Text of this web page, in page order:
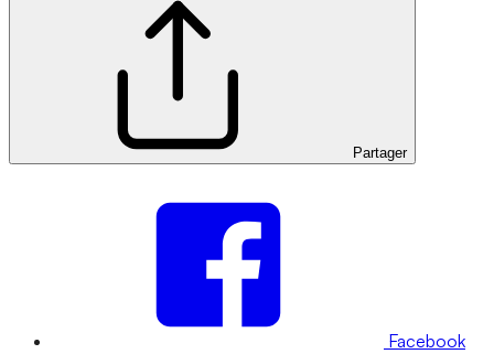
Partager
Facebook